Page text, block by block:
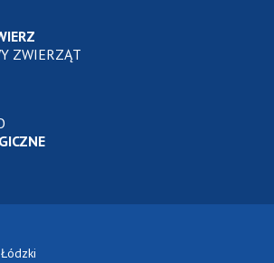
ZWIERZĄT